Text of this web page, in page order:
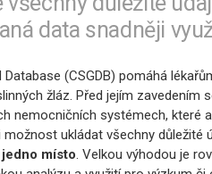
data snadněji
Database (CSGDB) pomáhá
žláz. Před jejím zavedením
nemocničních systémech,
ukládat všechny
jedno místo . Velkou výhodou je